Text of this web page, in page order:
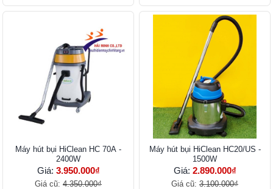
Máy hút bụi HiClean HC 70A -
2400W
Giá: 3.950.000₫
Giá cũ: 4.350.000₫
Máy hút bụi HiClean HC20/US -
1500W
Giá: 2.890.000₫
Giá cũ: 3.100.000₫